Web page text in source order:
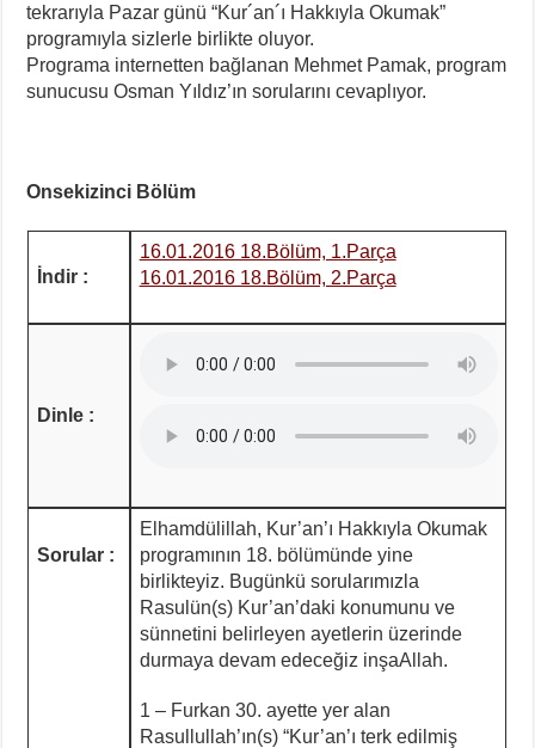
tekrarıyla Pazar günü “Kur´an´ı Hakkıyla Okumak”
programıyla sizlerle birlikte oluyor.
Programa internetten bağlanan Mehmet Pamak, program
sunucusu Osman Yıldız’ın sorularını cevaplıyor.
Onsekizinci Bölüm
İndir :
16.01.2016 18.Bölüm, 1.Parça
16.01.2016 18.Bölüm, 2.Parça
Dinle :
Sorular :
Elhamdülillah, Kur’an’ı Hakkıyla Okumak
programının 18. bölümünde yine
birlikteyiz. Bugünkü sorularımızla
Rasulün(s) Kur’an’daki konumunu ve
sünnetini belirleyen ayetlerin üzerinde
durmaya devam edeceğiz inşaAllah.
1 – Furkan 30. ayette yer alan
Rasullullah’ın(s) “Kur’an’ı terk edilmiş